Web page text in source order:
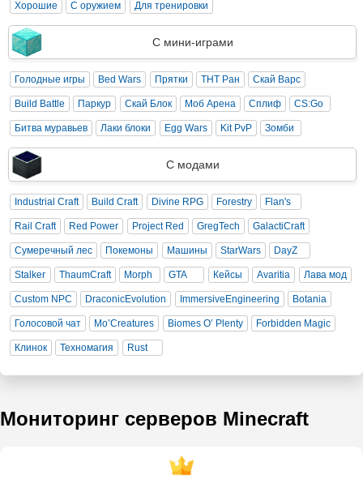
Хорошие С оружием Для тренировки
С мини-играми
Голодные игры Bed Wars Прятки ТНТ Ран Скай Варс
Build Battle Паркур Скай Блок Моб Арена Сплиф CS:Go
Битва муравьев Лаки блоки Egg Wars Kit PvP Зомби
С модами
Industrial Craft Build Craft Divine RPG Forestry Flan's
Rail Craft Red Power Project Red GregTech GalactiCraft
Сумеречный лес Покемоны Машины StarWars DayZ
Stalker ThaumCraft Morph GTA Кейсы Avaritia Лава мод
Custom NPC DraconicEvolution ImmersiveEngineering Botania
Голосовой чат Mo’Creatures Biomes O’ Plenty Forbidden Magic
Клинок Техномагия Rust
Мониторинг серверов Minecraft